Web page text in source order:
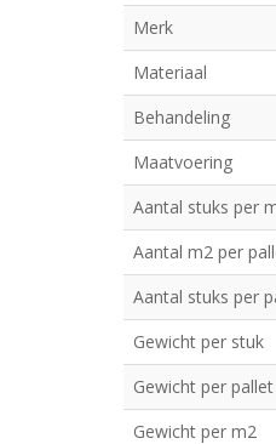
Merk
Materiaal
Behandeling
Maatvoering
Aantal stuks per
Aantal m2 per
Aantal stuks per
Gewicht per stuk
Gewicht per pallet
Gewicht per m2